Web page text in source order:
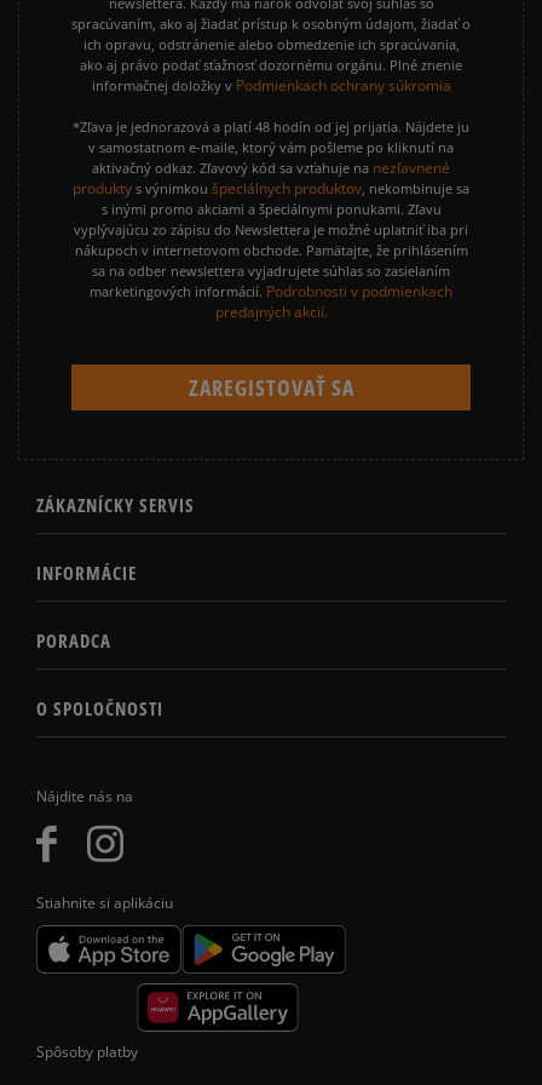
Nájdite nás na
Stiahnite si aplikáciu
spracúvaním, ako aj žiadať prístup k osobným údajom, žiadať o
ich opravu, odstránenie alebo obmedzenie ich spracúvania,
ako aj právo podať sťažnosť dozornému orgánu. Plné znenie
informačnej doložky v Podmienkach ochrany súkromia
*Zľava je jednorazová a platí 48 hodín od jej prijatia. Nájdete ju
v samostatnom e-maile, ktorý vám pošleme po kliknutí na
aktivačný odkaz. Zľavový kód sa vzťahuje na nezľavnené
produkty s výnimkou špeciálnych produktov, nekombinuje sa
s inými promo akciami a špeciálnymi ponukami. Zľavu
vyplývajúcu zo zápisu do Newslettera je možné uplatniť iba pri
nákupoch v internetovom obchode. Pamätajte, že prihlásením
sa na odber newslettera vyjadrujete súhlas so zasielaním
marketingových informácií. Podrobnosti v podmienkach
predajných akcií.
ZÁKAZNÍCKY SERVIS
INFORMÁCIE
PORADCA
O SPOLOČNOSTI
Spôsoby platby